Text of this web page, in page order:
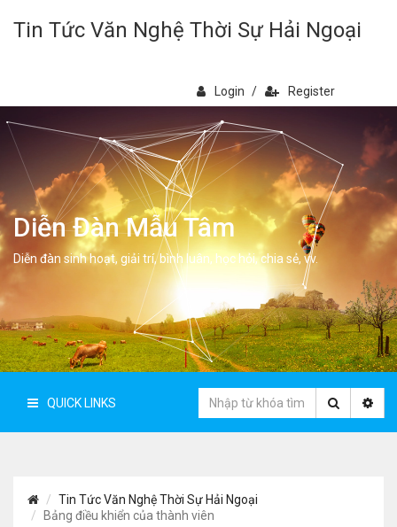
Tin Tức Văn Nghệ Thời Sự Hải Ngoại
Login / Register
Diễn Đàn Mẫu Tâm
Diễn đàn sinh hoạt, giải trí, bình luân, học hỏi, chia sẻ, vv.
QUICK LINKS
Tin Tức Văn Nghệ Thời Sự Hải Ngoại
Bảng điều khiển của thành viên